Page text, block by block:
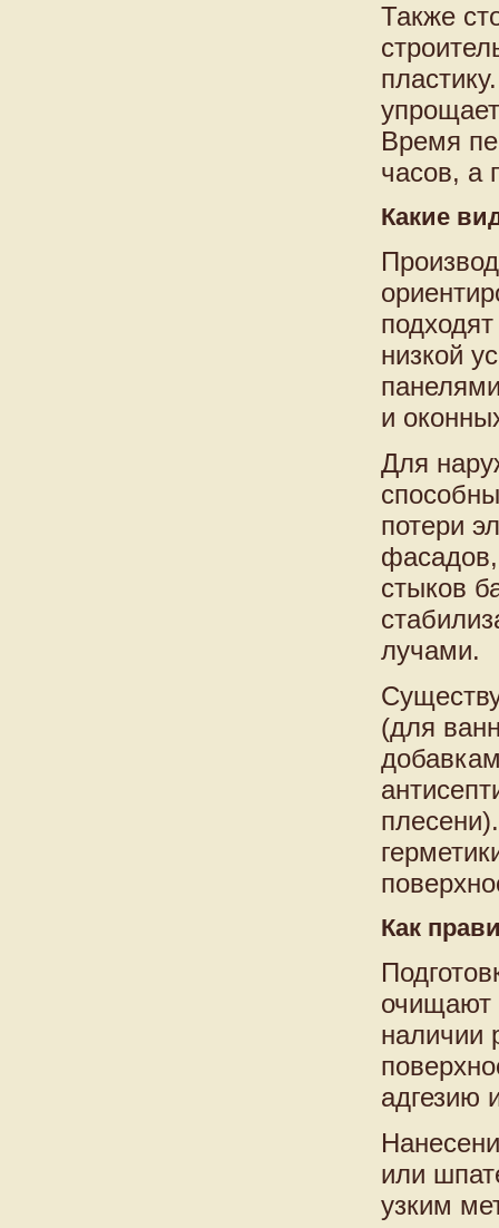
Также
Время
часов, а
Какие
низкой
и
Для
потери
стыков
лучами.
(для
Как
очищают
наличии
адгезию
или
узким